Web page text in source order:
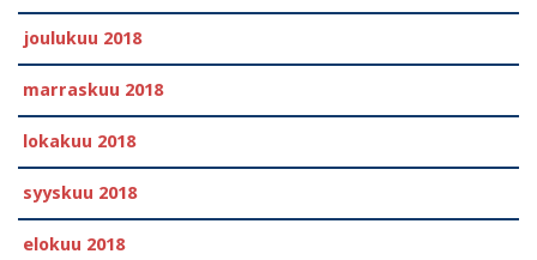
joulukuu 2018
marraskuu 2018
lokakuu 2018
syyskuu 2018
elokuu 2018